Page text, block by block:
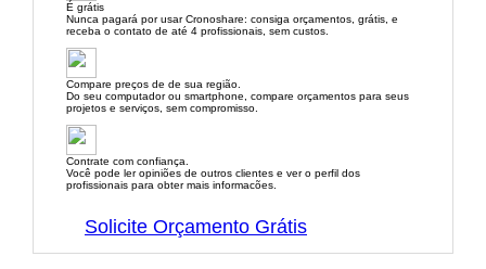
É grátis
Nunca pagará por usar Cronoshare: consiga orçamentos, grátis, e
receba o contato de até 4 profissionais, sem custos.
Compare preços de de sua região.
Do seu computador ou smartphone, compare orçamentos para seus
projetos e serviços, sem compromisso.
Contrate com confiança.
Você pode ler opiniões de outros clientes e ver o perfil dos
profissionais para obter mais informacões.
Solicite Orçamento Grátis